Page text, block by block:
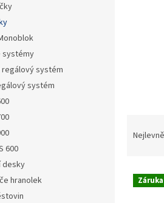
systémy
regálový systém
systém
600
desky
hranolek
nV